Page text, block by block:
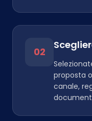
02
proposta
canale,